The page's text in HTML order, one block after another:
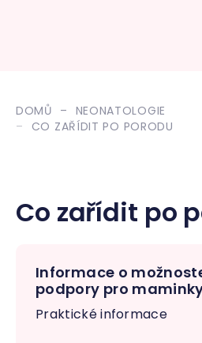
DOMŮ
NEONATOLOGIE
CO ZAŘÍDIT PO PORODU
Co zařídit po
Informace o
podpory pro
Praktické informace